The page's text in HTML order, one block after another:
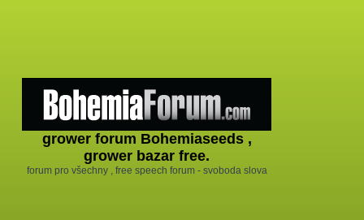
grower forum Bohemiaseeds ,
grower bazar free.
forum pro všechny , free speech forum - svoboda slova